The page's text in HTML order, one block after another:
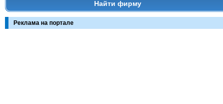
Найти фирму
Реклама на портале